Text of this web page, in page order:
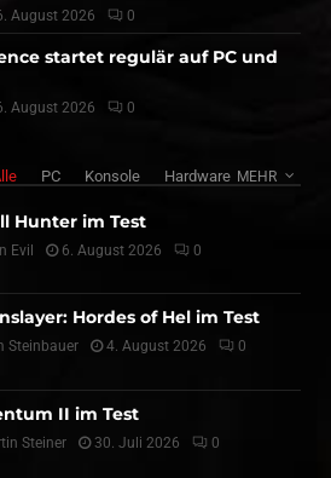
August 2026 0
startet regulär auf PC und
August 2026 0
PC Konsole Hardware MEHR
Hunter im Test
Evil 6. August 2026 0
Hordes of Hel im Test
Steinbauer 4. August 2026 0
II im Test
Steiner 30. Juli 2026 0